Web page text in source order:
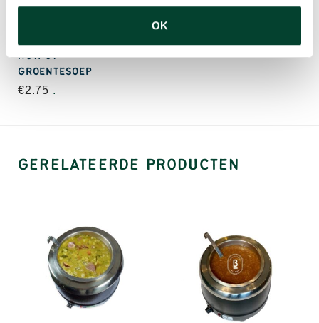
OK
HOTPOT
GROENTESOEP
€2.75 .
GERELATEERDE PRODUCTEN